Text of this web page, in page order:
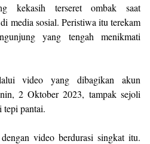
kekasih terseret ombak saat
media sosial. Peristiwa itu terekam
yang tengah menikmati
video yang dibagikan akun
2 Oktober 2023, tampak sejoli
tepi pantai.
video berdurasi singkat itu.